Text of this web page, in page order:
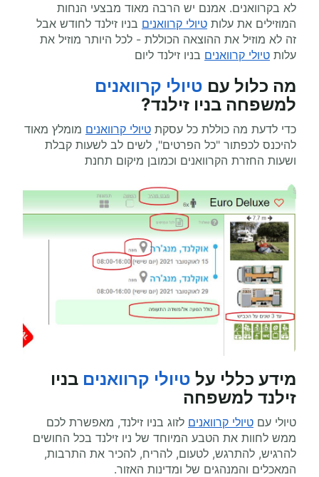
לא בקרוואנים. אמנם יש הרבה מאוד מבצעי הנחות
המוזילים את עלות טיולי קרוואנים בניו זילנד לחודש אבל
זה לא מוזיל את ההוצאה הכוללת - לכל היותר מוזיל את
עלות טיולי קרוואנים בניו זילנד ליום
מה כלול עם טיולי קרוואנים
למשפחה בניו זילנד?
כדי לדעת מה כוללת כל עסקת טיולי קרוואנים מומלץ מאוד
להיכנס לכפתור "כל הפרטים", לשים לב לשעות קבלת
ושעות החזרת הקרוואנים וכמובן מיקום תחנת
מידע כללי על טיולי קרוואנים בניו
זילנד למשפחה
טיולי עם טיולי קרוואנים לזוג בניו זילנד, מאפשרת לכם
ממש לחוות את הטבע המיוחד של ניו זילנד בכל החושים
להרגיש, להתרגש, לטעום, להריח, להכיר את התרבות,
המאכלים והמנהגים של ומדינות האזור.